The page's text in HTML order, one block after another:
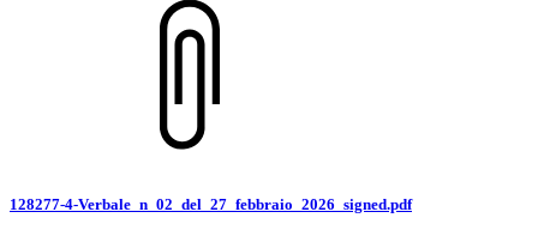
128277-4-Verbale_n_02_del_27_febbraio_2026_signed.pdf